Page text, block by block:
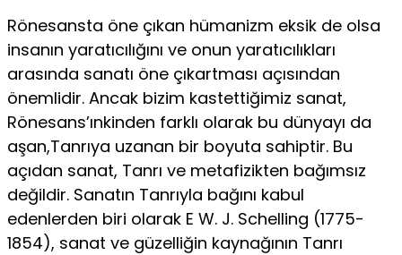
Rönesansta öne çıkan hümanizm eksik de olsa
insanın yaratıcılığını ve onun ya­ratıcılıkları
arasında sanatı öne çıkartması açısından
önemlidir. Ancak bizim kastet­tiğimiz sanat,
Rönesans’ınkinden farklı olarak bu dünyayı da
aşan,Tanrıya uzanan bir boyuta sahiptir. Bu
açıdan sanat, Tanrı ve metafizikten bağımsız
değildir. Sanatın Tanrıyla bağını kabul
edenlerden biri olarak E W. J. Schelling (1775-
1854), sanat ve güzelliğin kaynağının Tanrı